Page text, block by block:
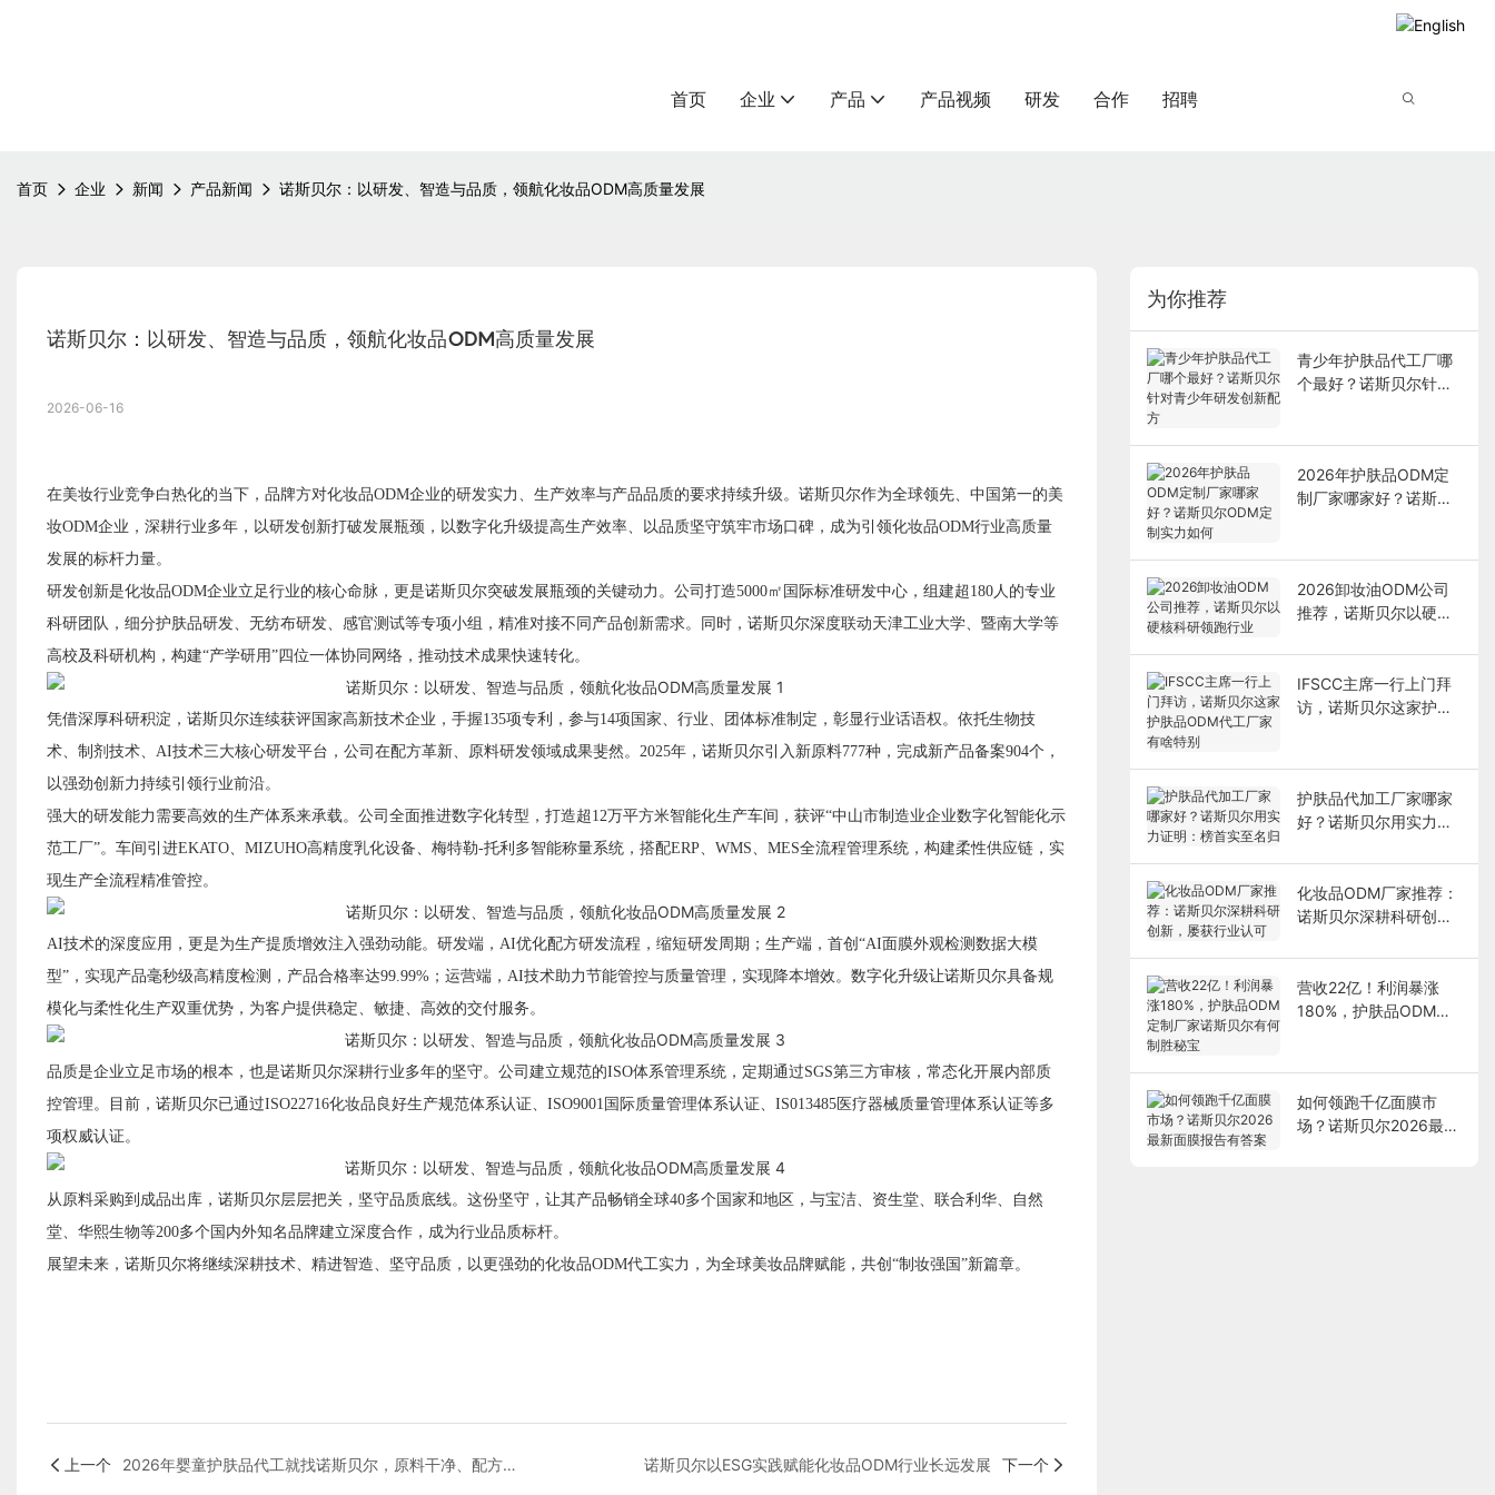
首页 企业 产品 产品视频 研发 合作 招聘
首页 企业 新闻 产品新闻 诺斯贝尔：以研发、智造与品质，领航化妆品ODM高质量发展
诺斯贝尔：以研发、智造与品质，领航化妆品ODM高质量发展
2026-06-16
在美妆行业竞争白热化的当下，品牌方对化妆品ODM企业的研发实力、生产效率与产品品质的要求持续升级。诺斯贝尔作为全球领先、中国第一的美
妆ODM企业，深耕行业多年，以研发创新打破发展瓶颈，以数字化升级提高生产效率、以品质坚守筑牢市场口碑，成为引领化妆品ODM行业高质量
发展的标杆力量。
研发创新是化妆品ODM企业立足行业的核心命脉，更是诺斯贝尔突破发展瓶颈的关键动力。公司打造5000㎡国际标准研发中心，组建超180人的专业
科研团队，细分护肤品研发、无纺布研发、感官测试等专项小组，精准对接不同产品创新需求。同时，诺斯贝尔深度联动天津工业大学、暨南大学等
高校及科研机构，构建“产学研用”四位一体协同网络，推动技术成果快速转化。
凭借深厚科研积淀，诺斯贝尔连续获评国家高新技术企业，手握135项专利，参与14项国家、行业、团体标准制定，彰显行业话语权。依托生物技
术、制剂技术、AI技术三大核心研发平台，公司在配方革新、原料研发领域成果斐然。2025年，诺斯贝尔引入新原料777种，完成新产品备案904个，
以强劲创新力持续引领行业前沿。
强大的研发能力需要高效的生产体系来承载。公司全面推进数字化转型，打造超 12万平方米智能化生产车间，获评“中山市制造业企业数字化智能化示
范工厂”。车间引进EKATO、MIZUHO高精度乳化设备、梅特勒-托利多智能称量系统，搭配ERP、WMS、MES全流程管理系统，构建柔性供应链，实
现生产全流程精准管控。
AI技术的深度应用，更是为生产提质增效注入强劲动能。研发端，AI优化配方研发流程，缩短研发周期；生产端，首创“AI面膜外观检测数据大模
型”，实现产品毫秒级高精度检测，产品合格率达99.99%；运营端，AI技术助力节能管控与质量管理，实现降本增效。数字化升级让诺斯贝尔具备规
模化与柔性化生产双重优势，为客户提供稳定、敏捷、高效的交付服务。
品质是企业立足市场的根本，也是诺斯贝尔深耕行业多年的坚守。公司建立规范的ISO体系管理系统，定期通过SGS第三方审核，常态化开展内部质
控管理。目前，诺斯贝尔已通过ISO22716化妆品良好生产规范体系认证、ISO9001国际质量管理体系认证、IS013485医疗器械质量管理体系认证等多
项权威认证。
从原料采购到成品出库，诺斯贝尔层层把关，坚守品质底线。这份坚守，让其产品畅销全球40多个国家和地区，与宝洁、资生堂、联合利华、自然
堂、华熙生物等200多个国内外知名品牌建立深度合作，成为行业品质标杆。
展望未来，诺斯贝尔将继续深耕技术、精进智造、坚守品质，以更强劲的化妆品ODM代工实力，为全球美妆品牌赋能，共创“制妆强国”新篇章。
上一个 2026年婴童护肤品代工就找诺斯贝尔，原料干净、配方科学、品控优秀 诺斯贝尔以ESG实践赋能化妆品ODM行业长远发展 下一个
为你推荐
青少年护肤品代工厂哪
个最好？诺斯贝尔针对
2026年护肤品ODM定
制厂家哪家好？诺斯贝
2026卸妆油ODM公司
推荐，诺斯贝尔以硬核
IFSCC主席一行上门拜
访，诺斯贝尔这家护肤
护肤品代加工厂家哪家
好？诺斯贝尔用实力证
化妆品ODM厂家推荐：
诺斯贝尔深耕科研创
营收22亿！利润暴涨
180%，护肤品ODM定
如何领跑千亿面膜市
场？诺斯贝尔2026最新